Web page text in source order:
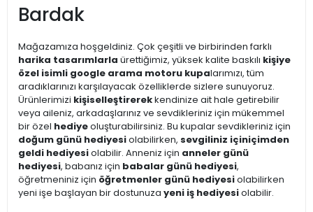
Bardak
Mağazamıza hoşgeldiniz. Çok çeşitli ve birbirinden farklı
harika tasarımlarla ürettiğimiz, yüksek kalite baskılı kişiye
özel isimli google arama motoru kupalarımızı, tüm
aradıklarınızı karşılayacak özelliklerde sizlere sunuyoruz.
Ürünlerimizi kişiselleştirerekkendinize ait hale getirebilir
veya aileniz, arkadaşlarınız ve sevdikleriniz için mükemmel
bir özel hediyeoluşturabilirsiniz. Bu kupalar sevdikleriniz için
doğum günü hediyesiolabilirken, sevgiliniz içiniçimden
geldi hediyesiolabilir. Anneniz için anneler günü
hediyesi, babanız için babalar günü hediyesi,
öğretmeniniz için öğretmenler günü hediyesiolabilirken
yeni işe başlayan bir dostunuza yeni iş hediyesiolabilir.